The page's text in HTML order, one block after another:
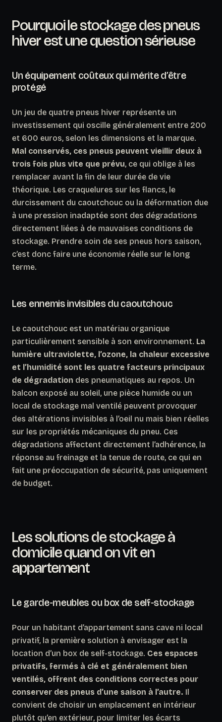
Pourquoi le stockage des pneus
hiver est une question sérieuse
Un équipement coûteux qui mérite d’être
protégé
Un jeu de quatre pneus hiver représente un
investissement qui oscille généralement entre 200
et 600 euros, selon les dimensions et la marque.
Mal conservés, ces pneus peuvent vieillir deux à
trois fois plus vite que prévu, ce qui oblige à les
remplacer avant la fin de leur durée de vie
théorique. Les craquelures sur les flancs, le
durcissement du caoutchouc ou la déformation due
à une pression inadaptée sont des dégradations
directement liées à de mauvaises conditions de
stockage. Prendre soin de ses pneus hors saison,
c’est donc faire une économie réelle sur le long
terme.
Les ennemis invisibles du caoutchouc
Le caoutchouc est un matériau organique
particulièrement sensible à son environnement. La
lumière ultraviolette, l’ozone, la chaleur excessive
et l’humidité sont les quatre facteurs principaux
de dégradation des pneumatiques au repos. Un
balcon exposé au soleil, une pièce humide ou un
local de stockage mal ventilé peuvent provoquer
des altérations invisibles à l’oeil nu mais bien réelles
sur les propriétés mécaniques du pneu. Ces
dégradations affectent directement l’adhérence, la
réponse au freinage et la tenue de route, ce qui en
fait une préoccupation de sécurité, pas uniquement
de budget.
Les solutions de stockage à
domicile quand on vit en
appartement
Le garde-meubles ou box de self-stockage
Pour un habitant d’appartement sans cave ni local
privatif, la première solution à envisager est la
location d’un box de self-stockage. Ces espaces
privatifs, fermés à clé et généralement bien
ventilés, offrent des conditions correctes pour
conserver des pneus d’une saison à l’autre. Il
convient de choisir un emplacement en intérieur
plutôt qu’en extérieur, pour limiter les écarts